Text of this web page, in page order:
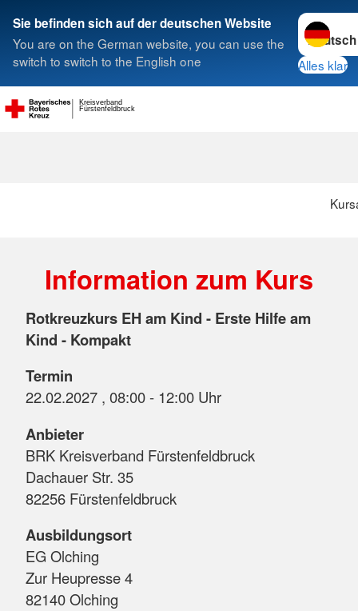
Sie befinden sich auf der deutschen Website
You are on the German website, you can use the
switch to switch to the English one
Sprache
Alles klar
Fürstenfeldbruck
Kreisverband
Suche
Information zum Kurs
Rotkreuzkurs EH am Kind - Erste Hilfe am
Kind - Kompakt
Termin
22.02.2027 , 08:00 - 12:00 Uhr
Anbieter
BRK Kreisverband Fürstenfeldbruck
Dachauer Str. 35
82256 Fürstenfeldbruck
Ausbildungsort
EG Olching
Zur Heupresse 4
82140 Olching